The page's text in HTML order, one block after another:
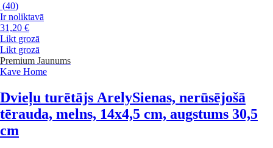
(40)
Ir noliktavā
31,20 €
Likt grozā
Likt grozā
Premium Jaunums
Kave Home
Dvieļu turētājs ArelySienas, nerūsējošā
tērauda, melns, 14x4,5 cm, augstums 30,5
cm